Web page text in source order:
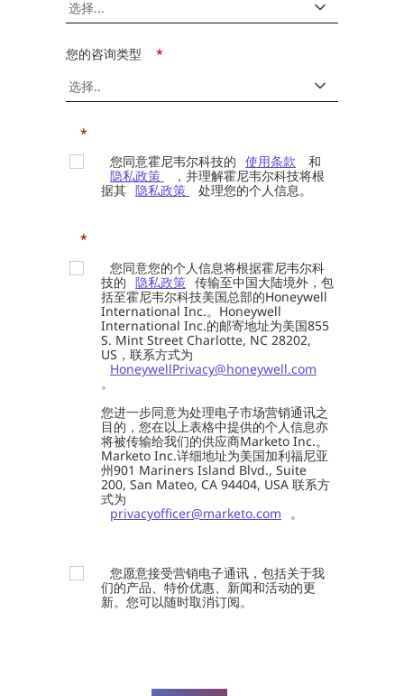
*
您的咨询类型
*
您同意霍尼韦尔科技的 使用条款
和
隐私政策
，并理解霍尼韦尔科技将根
据其 隐私政策 处理您的个人信息。
*
您同意您的个人信息将根据霍尼韦尔科
技的 隐私政策 传输至中国大陆境外，包
括至霍尼韦尔科技美国总部的Honeywell
International Inc.。Honeywell
International Inc.的邮寄地址为美国855
S. Mint Street Charlotte, NC 28202,
US，联系方式为
HoneywellPrivacy@honeywell.com
。
您进一步同意为处理电子市场营销通讯之
目的，您在以上表格中提供的个人信息亦
将被传输给我们的供应商Marketo Inc.。
Marketo Inc.详细地址为美国加利福尼亚
州901 Mariners Island Blvd., Suite
200, San Mateo, CA 94404, USA 联系方
式为
privacyofficer@marketo.com
。
您愿意接受营销电子通讯，包括关于我
们的产品、特价优惠、新闻和活动的更
新。您可以随时取消订阅。